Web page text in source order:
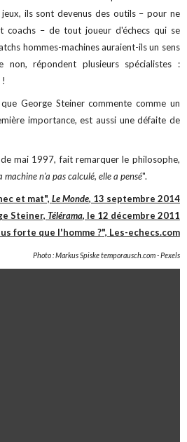
ils sont devenus des outils – pour ne
coachs – de tout joueur d'échecs qui se
hommes-machines auraient-ils un sens
non, répondent plusieurs spécialistes :
!
George Steiner commente comme un
importance, est aussi une défaite de
mai 1997, fait remarquer le philosophe,
machine n'a pas calculé, elle a pensé".
et mat", Le Monde, 13 septembre 2014
Steiner, Télérama, le 12 décembre 2011
forte que l'homme ?", Les-echecs.com
Photo : Markus Spiske temporausch.com - Pexels